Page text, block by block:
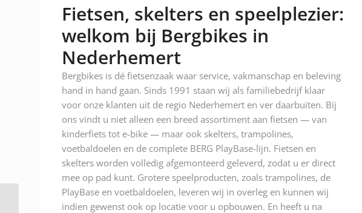
Fietsen, skelters en speelplezier:
welkom bij Bergbikes in
Nederhemert
Bergbikes is dé fietsenzaak waar service, vakmanschap en beleving
hand in hand gaan. Sinds 1991 staan wij als familiebedrijf klaar
voor onze klanten uit de regio Nederhemert en ver daarbuiten. Bij
ons vindt u niet alleen een breed assortiment aan fietsen — van
kinderfiets tot e-bike — maar ook skelters, trampolines,
voetbaldoelen en de complete BERG PlayBase-lijn. Fietsen en
skelters worden volledig afgemonteerd geleverd, zodat u er direct
mee op pad kunt. Grotere speelproducten, zoals trampolines, de
PlayBase en voetbaldoelen, leveren wij in overleg en kunnen wij
indien gewenst ook op locatie voor u opbouwen. En heeft u na
Berg Duostoel Race